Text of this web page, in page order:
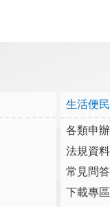
生活便
各類申辦
法規資料
常見問答
下載專區